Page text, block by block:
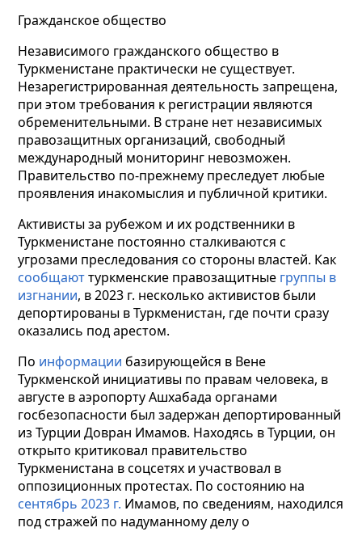
Гражданское общество
Независимого гражданского общество в
Туркменистане практически не существует.
Незарегистрированная деятельность запрещена,
при этом требования к регистрации являются
обременительными. В стране нет независимых
правозащитных организаций, свободный
международный мониторинг невозможен.
Правительство по-прежнему преследует любые
проявления инакомыслия и публичной критики.
Активисты за рубежом и их родственники в
Туркменистане постоянно сталкиваются с
угрозами преследования со стороны властей. Как
сообщаюттуркменские правозащитные группы в
изгнании, в 2023 г. несколько активистов были
депортированы в Туркменистан, где почти сразу
оказались под арестом.
По информации базирующейся в Вене
Туркменской инициативы по правам человека, в
августе в аэропорту Ашхабада органами
госбезопасности был задержан депортированный
из Турции Довран Имамов. Находясь в Турции, он
открыто критиковал правительство
Туркменистана в соцсетях и участвовал в
оппозиционных протестах. По состоянию на
сентябрь 2023 г. Имамов, по сведениям, находился
под стражей по надуманному делу о